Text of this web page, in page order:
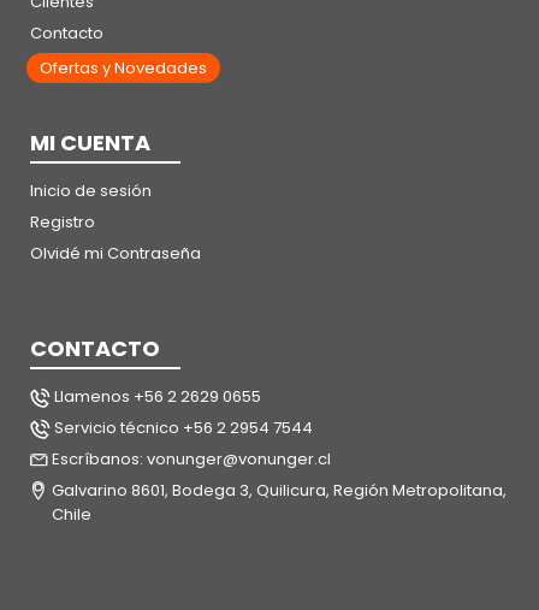
Contacto
Ofertas y Novedades
MI CUENTA
Inicio de sesión
Registro
Olvidé mi Contraseña
CONTACTO
Llamenos +56 2 2629 0655
Servicio técnico +56 2 2954 7544
Escríbanos: vonunger@vonunger.cl
Galvarino 8601, Bodega 3, Quilicura, Región Metropolitana,
Chile